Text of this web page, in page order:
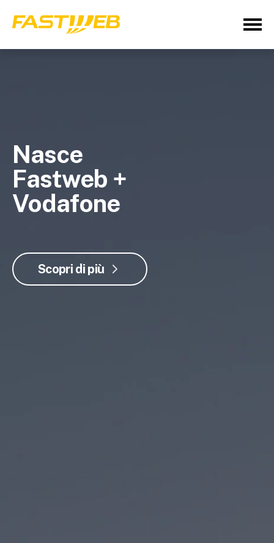
Nasce
Fastweb +
Vodafone
Scopri di più